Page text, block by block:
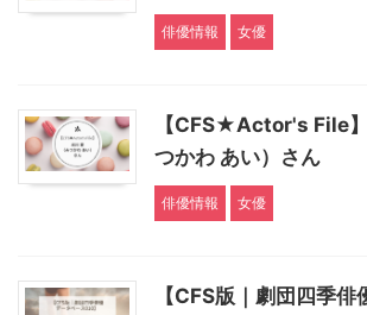
俳優情報 女優
【CFS★Actor's File
つかわ あい）さん
俳優情報 女優
【CFS版｜劇団四季